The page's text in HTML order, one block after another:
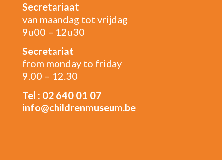
Secretariaat
van maandag tot vrijdag
9u00 – 12u30
Secretariat
from monday to friday
9.00 – 12.30
Tel : 02 640 01 07
info@childrenmuseum.be